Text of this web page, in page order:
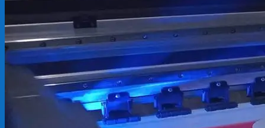
In Tem Nhãn
In Decal
Tin tức
Tin Tức In Kỹ Thuật Số
Tin Tức In UV
Tin tức công ty
Tuyển dụng
Câu hỏi thường gặp